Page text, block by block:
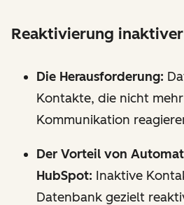
Reaktivierung
Die Herausforderung:
Kontakte, die nicht
Kommunikation
Der Vorteil von
HubSpot: Inaktive
Datenbank gezielt